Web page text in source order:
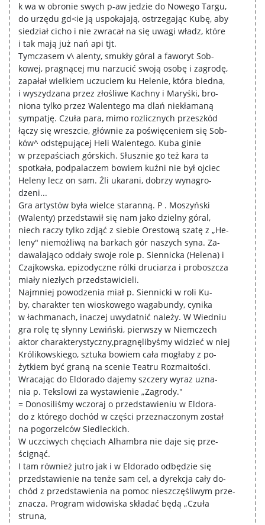
k wa w obronie swych p-aw jedzie do Nowego Targu,
do urzędu gd<ie ją uspokajają, ostrzegając Kubę, aby
siedział cicho i nie zwracał na się uwagi władz, które
i tak mają już nań api tjt.
Tymczasem v\ alenty, smukły góral a faworyt Sob-
kowej, pragnącej mu narzucić swoją osobę i zagrodę,
zapałał wielkiem uczuciem ku Helenie, która biedna,
i wyszydzana przez złośliwe Kachny i Maryśki, bro-
niona tylko przez Walentego ma dlań niekłamaną
sympatję. Czuła para, mimo rozlicznych przeszkód
łączy się wreszcie, głównie za poświęceniem się Sob-
ków^ odstępującej Heli Walentego. Kuba ginie
w przepaściach górskich. Słusznie go też kara ta
spotkała, podpalaczem bowiem kuźni nie był ojciec
Heleny lecz on sam. Źli ukarani, dobrzy wynagro-
dzeni...
Gra artystów była wielce staranną. P . Moszyński
(Walenty) przedstawił się nam jako dzielny góral,
niech raczy tylko zdjąć z siebie Orestową szatę z „He-
leny" niemożliwą na barkach gór naszych syna. Za-
dawalająco oddały swoje role p. Siennicka (Helena) i
Czajkowska, epizodyczne rólki druciarza i proboszcza
miały niezłych przedstawicieli.
Najmniej powodzenia miał p. Siennicki w roli Ku-
by, charakter ten wioskowego wagabundy, cynika
w łachmanach, inaczej uwydatnić należy. W Wiedniu
gra rolę tę słynny Lewiński, pierwszy w Niemczech
aktor charakterystyczny,pragnęlibyśmy widzieć w niej
Królikowskiego, sztuka bowiem cała mogłaby z po-
żytkiem być graną na scenie Teatru Rozmaitości.
Wracając do Eldorado dajemy szczery wyraz uzna-
nia p. Tekslowi za wystawienie „Zagrody."
= Donosiliśmy wczoraj o przedstawieniu w Eldora-
do z którego dochód w części przeznaczonym został
na pogorzelców Siedleckich.
W uczciwych chęciach Alhambra nie daje się prze-
ścignąć.
I tam również jutro jak i w Eldorado odbędzie się
przedstawienie na tenże sam cel, a dyrekcja cały do-
chód z przedstawienia na pomoc nieszczęśliwym prze-
znacza. Program widowiska składać będą „Czuła
struna,